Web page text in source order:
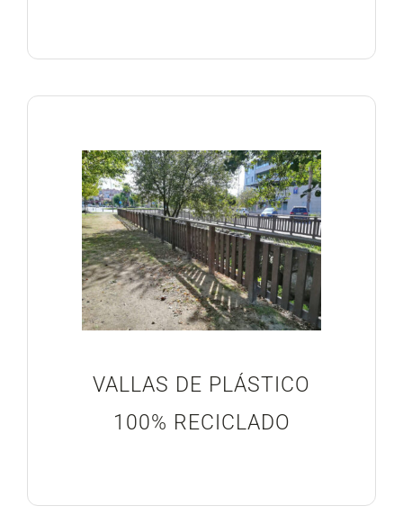
VALLAS DE PLÁSTICO
100% RECICLADO